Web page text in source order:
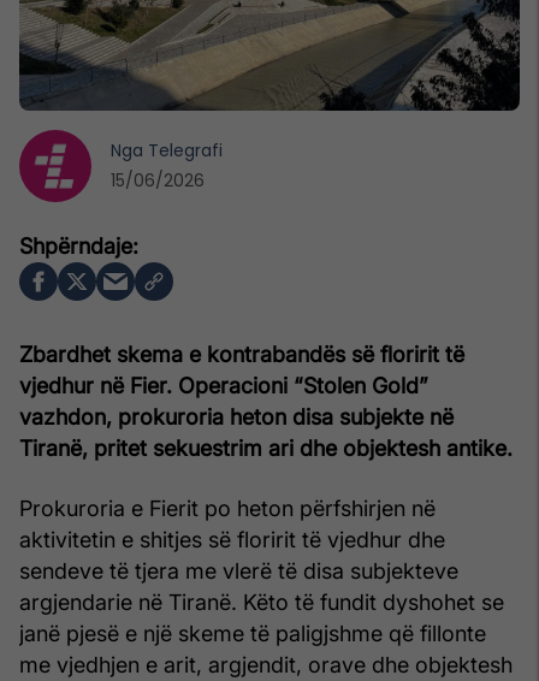
Zbardhet skema e kontrabandës së floririt të
vjedhur në Fier. Operacioni “Stolen Gold”
vazhdon, prokuroria heton disa subjekte në
Tiranë, pritet sekuestrim ari dhe objektesh antike.
Prokuroria e Fierit po heton përfshirjen në
aktivitetin e shitjes së floririt të vjedhur dhe
sendeve të tjera me vlerë të disa subjekteve
argjendarie në Tiranë. Këto të fundit dyshohet se
janë pjesë e një skeme të paligjshme që fillonte
me vjedhjen e arit, argjendit, orave dhe objektesh
Nga Telegrafi
15/06/2026